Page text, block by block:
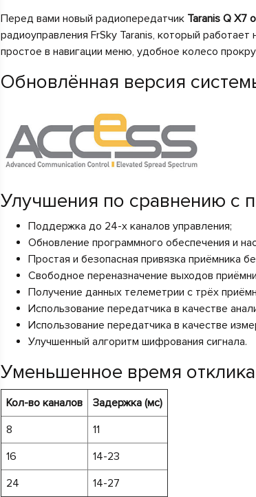
Перед вами новый радиопередатчик Taranis Q X7
радиоуправления FrSky Taranis, который
простое в навигации меню, удобное колесо
Обновлённая версия
Улучшения по сравнению с
Поддержка до 24-х каналов управления;
Обновление программного обеспечения и
Простая и безопасная привязка приёмника
Свободное переназначение выходов
Получение данных телеметрии с трёх
Использование передатчика в качестве
Использование передатчика в качестве
Улучшенный алгоритм шифрования сигнала.
Уменьшенное время отклика
Кол-во каналов
Задержка (мс)
8
11
16
14-23
24
14-27